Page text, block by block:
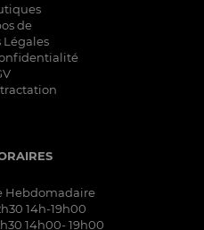
de
Légales
Hebdomadaire
14h-19h00
14h00- 19h00